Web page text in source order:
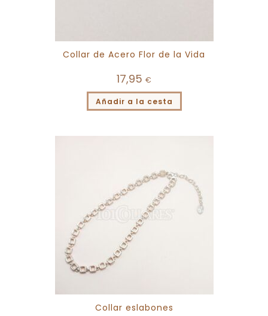
Collar de Acero Flor de la Vida
17,95 €
Añadir a la cesta
Collar eslabones